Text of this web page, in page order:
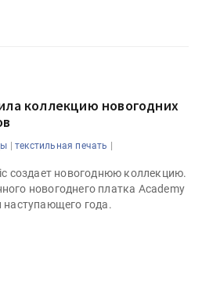
коллекцию новогодних
|текстильная печать |
создает новогоднюю коллекцию.
новогоднего платка Academy
года.
установлен в ПК «Параллакс»